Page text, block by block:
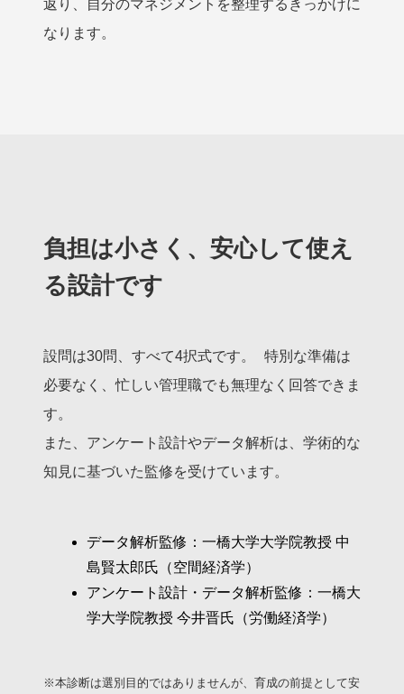
返り、自分のマネジメントを整理するきっかけに
なります。
負担は小さく、安心して使え
る設計です
設問は30問、すべて4択式です。 特別な準備は
必要なく、忙しい管理職でも無理なく回答できま
す。
また、アンケート設計やデータ解析は、学術的な
知見に基づいた監修を受けています。
データ解析監修：一橋大学大学院教授 中
島賢太郎氏（空間経済学）
アンケート設計・データ解析監修：一橋大
学大学院教授 今井晋氏（労働経済学）
※本診断は選別目的ではありませんが、育成の前提として安